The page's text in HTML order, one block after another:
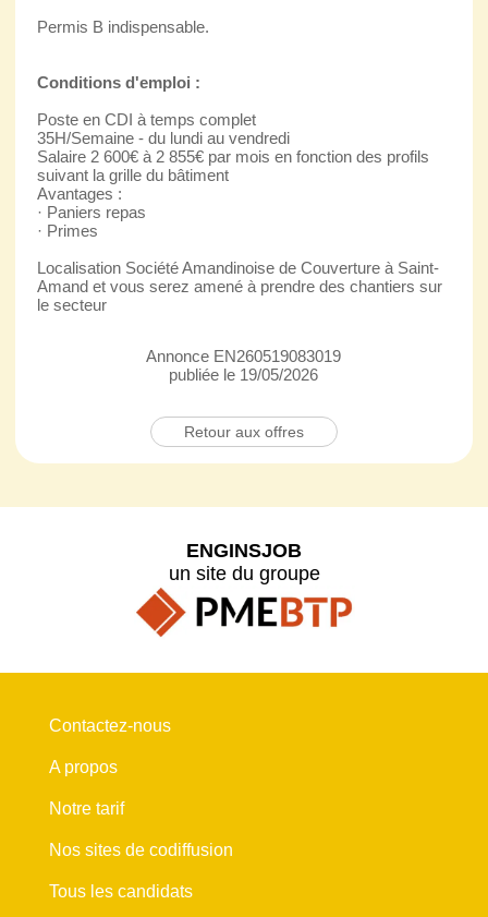
Permis B indispensable.
Conditions d'emploi :
Poste en CDI à temps complet
35H/Semaine - du lundi au vendredi
Salaire 2 600€ à 2 855€ par mois en fonction des profils
suivant la grille du bâtiment
Avantages :
· Paniers repas
· Primes
Localisation Société Amandinoise de Couverture à Saint-
Amand et vous serez amené à prendre des chantiers sur
le secteur
Annonce EN260519083019
publiée le 19/05/2026
Retour aux offres
ENGINSJOB
un site du groupe
Contactez-nous
A propos
Notre tarif
Nos sites de codiffusion
Tous les candidats